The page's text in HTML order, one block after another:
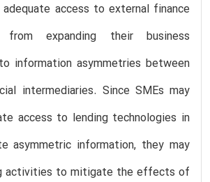
access to external finance
from expanding their business
information asymmetries between
intermediaries. Since SMEs may
access to lending technologies in
asymmetric information, they may
activities to mitigate the effects of